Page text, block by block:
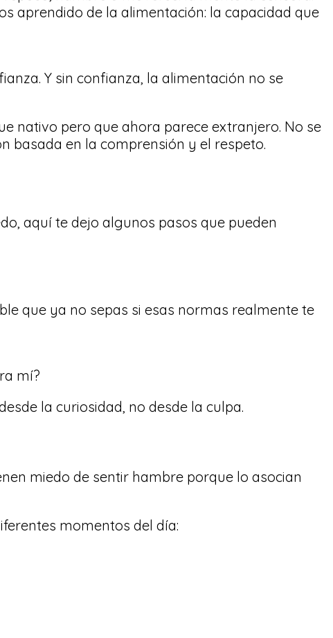
aprendido de la alimentación: la capacidad que
Y sin confianza, la alimentación no se
nativo pero que ahora parece extranjero. No se
basada en la comprensión y el respeto.
aquí te dejo algunos pasos que pueden
que ya no sepas si esas normas realmente te
mí?
la curiosidad, no desde la culpa.
miedo de sentir hambre porque lo asocian
momentos del día: